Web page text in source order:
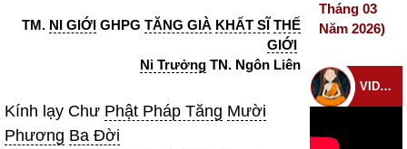
TM. NI GIỚI GHPG TĂNG GIÀ KHẤT SĨ THẾ
GIỚI
Ni Trưởng TN. Ngôn Liên
Kính lạy Chư Phật Pháp Tăng Mười
Phương Ba Đời
Tháng 03
Năm 2026)
VIDEO CHÙA